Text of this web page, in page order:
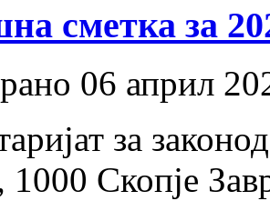
сметка за
06 април
за
1000 Скопје